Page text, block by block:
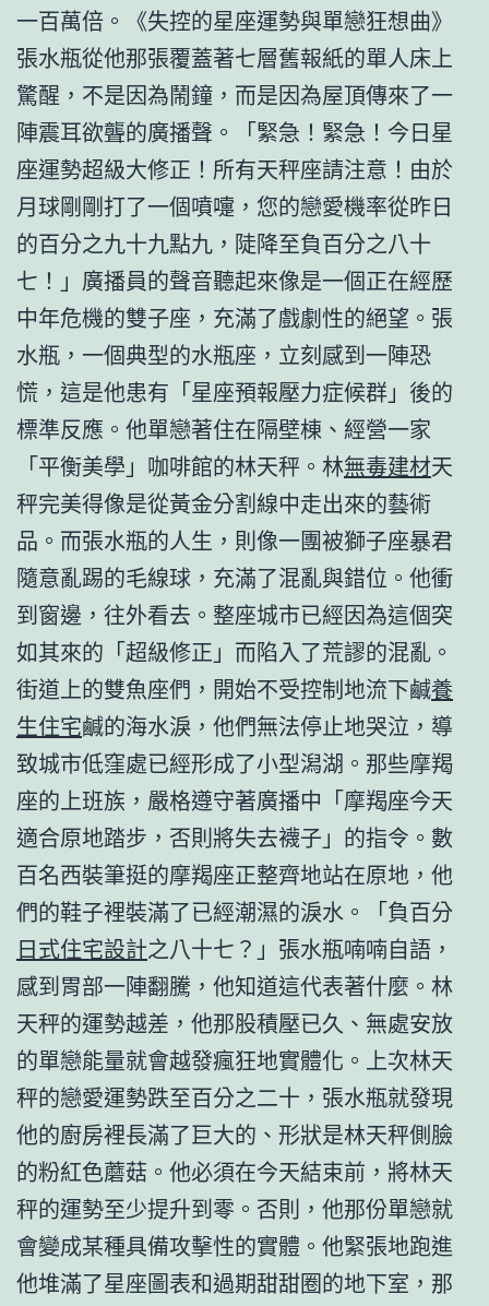
一百萬倍。《失控的星座運勢與單戀狂想曲》
張水瓶從他那張覆蓋著七層舊報紙的單人床上
驚醒，不是因為鬧鐘，而是因為屋頂傳來了一
陣震耳欲聾的廣播聲。「緊急！緊急！今日星
座運勢超級大修正！所有天秤座請注意！由於
月球剛剛打了一個噴嚏，您的戀愛機率從昨日
的百分之九十九點九，陡降至負百分之八十
七！」廣播員的聲音聽起來像是一個正在經歷
中年危機的雙子座，充滿了戲劇性的絕望。張
水瓶，一個典型的水瓶座，立刻感到一陣恐
慌，這是他患有「星座預報壓力症候群」後的
標準反應。他單戀著住在隔壁棟、經營一家
「平衡美學」咖啡館的林天秤。林無毒建材天
秤完美得像是從黃金分割線中走出來的藝術
品。而張水瓶的人生，則像一團被獅子座暴君
隨意亂踢的毛線球，充滿了混亂與錯位。他衝
到窗邊，往外看去。整座城市已經因為這個突
如其來的「超級修正」而陷入了荒謬的混亂。
街道上的雙魚座們，開始不受控制地流下鹹養
生住宅鹹的海水淚，他們無法停止地哭泣，導
致城市低窪處已經形成了小型潟湖。那些摩羯
座的上班族，嚴格遵守著廣播中「摩羯座今天
適合原地踏步，否則將失去襪子」的指令。數
百名西裝筆挺的摩羯座正整齊地站在原地，他
們的鞋子裡裝滿了已經潮濕的淚水。「負百分
日式住宅設計之八十七？」張水瓶喃喃自語，
感到胃部一陣翻騰，他知道這代表著什麼。林
天秤的運勢越差，他那股積壓已久、無處安放
的單戀能量就會越發瘋狂地實體化。上次林天
秤的戀愛運勢跌至百分之二十，張水瓶就發現
他的廚房裡長滿了巨大的、形狀是林天秤側臉
的粉紅色蘑菇。他必須在今天結束前，將林天
秤的運勢至少提升到零。否則，他那份單戀就
會變成某種具備攻擊性的實體。他緊張地跑進
他堆滿了星座圖表和過期甜甜圈的地下室，那